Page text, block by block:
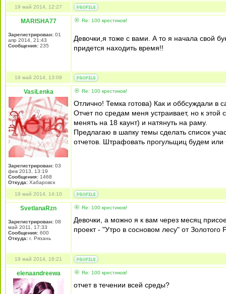
19 май 2014, 12:27
MARISHA77
Зарегистрирован: 01
апр 2014, 21:43
Сообщения: 235
Re: 100 крестиков!
Девочки,я тоже с вами. А то я начала свой
придется находить время!!
19 май 2014, 13:09
VasiLenka
Зарегистрирован: 03
фев 2013, 13:19
Сообщения: 1468
Откуда: Хабаровск
Re: 100 крестиков!
Отлично! Темка готова) Как и оббсуждали в
Отчет по средам меня устраивает, но к
менять на 18 каунт) и натянуть на раму.
Предлагаю в шапку темы сделать список
отчетов. Штрафовать прогульщиц будем
19 май 2014, 14:10
SvetlanaRzn
Зарегистрирован: 08
май 2011, 17:33
Сообщения: 600
Откуда: г. Рязань
Re: 100 крестиков!
Девочки, а можно я к вам через месяц
проект - "Утро в сосновом лесу" от Золотого
19 май 2014, 16:21
elenaandreewa Re: 100 крестиков!
отчет в течении всей среды?